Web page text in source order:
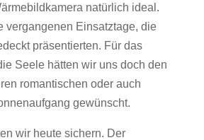
natürlich ideal.
vergangenen Einsatztage, die
präsentierten. Für das
Seele hätten wir uns doch den
romantischen oder auch
gewünscht.
wir heute sichern. Der